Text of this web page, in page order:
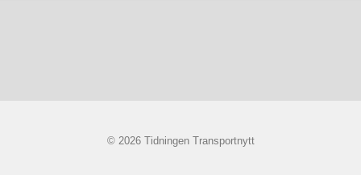
© 2026 Tidningen Transportnytt